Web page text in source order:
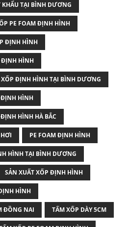
KHẨU TẠI BÌNH DƯƠNG
PE FOAM ĐỊNH HÌNH
ĐỊNH HÌNH
ĐỊNH HÌNH
XỐP ĐỊNH HÌNH TẠI BÌNH DƯƠNG
ĐỊNH HÌNH
HÌNH HÀ BẮC
PE FOAM ĐỊNH HÌNH
HÌNH TẠI BÌNH DƯƠNG
SẢN XUẤT XỐP ĐỊNH HÌNH
HÌNH
ĐỒNG NAI TẤM XỐP DÀY 5CM